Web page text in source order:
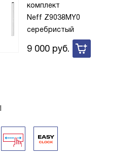
комплект
Neff Z9038MY0
серебристый
9 000 руб.